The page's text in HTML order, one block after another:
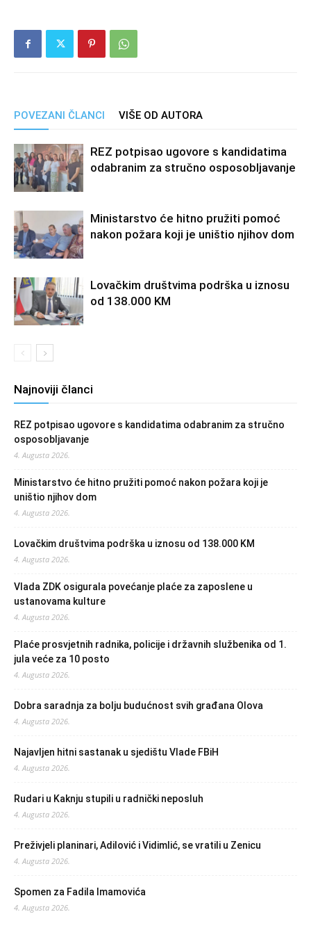
POVEZANI ČLANCI VIŠE OD AUTORA
REZ potpisao ugovore s kandidatima
odabranim za stručno osposobljavanje
Ministarstvo će hitno pružiti pomoć
nakon požara koji je uništio njihov dom
Lovačkim društvima podrška u iznosu
od 138.000 KM
Najnoviji članci
REZ potpisao ugovore s kandidatima odabranim za stručno
osposobljavanje
4. Augusta 2026.
Ministarstvo će hitno pružiti pomoć nakon požara koji je
uništio njihov dom
4. Augusta 2026.
Lovačkim društvima podrška u iznosu od 138.000 KM
4. Augusta 2026.
Vlada ZDK osigurala povećanje plaće za zaposlene u
ustanovama kulture
4. Augusta 2026.
Plaće prosvjetnih radnika, policije i državnih službenika od 1.
jula veće za 10 posto
4. Augusta 2026.
Dobra saradnja za bolju budućnost svih građana Olova
4. Augusta 2026.
Najavljen hitni sastanak u sjedištu Vlade FBiH
4. Augusta 2026.
Rudari u Kaknju stupili u radnički neposluh
4. Augusta 2026.
Preživjeli planinari, Adilović i Vidimlić, se vratili u Zenicu
4. Augusta 2026.
Spomen za Fadila Imamovića
4. Augusta 2026.